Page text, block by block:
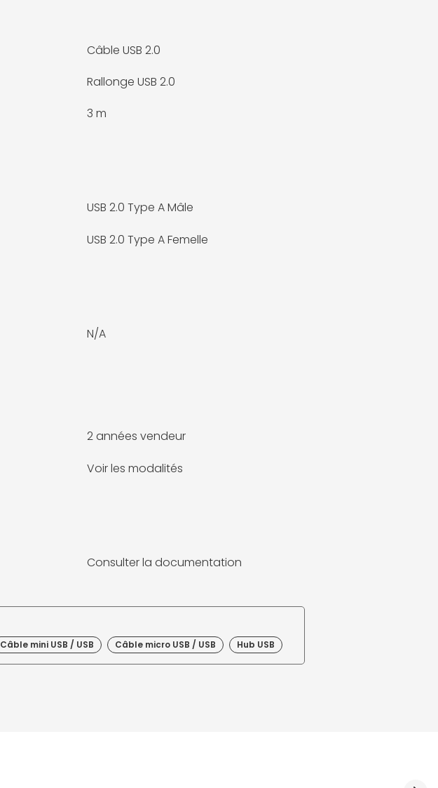
Câble USB 2.0
Rallonge USB 2.0
3 m
USB 2.0 Type A Mâle
USB 2.0 Type A Femelle
N/A
2 années vendeur
Voir les modalités
Consulter la documentation
Câble mini USB / USB Câble micro USB / USB Hub USB